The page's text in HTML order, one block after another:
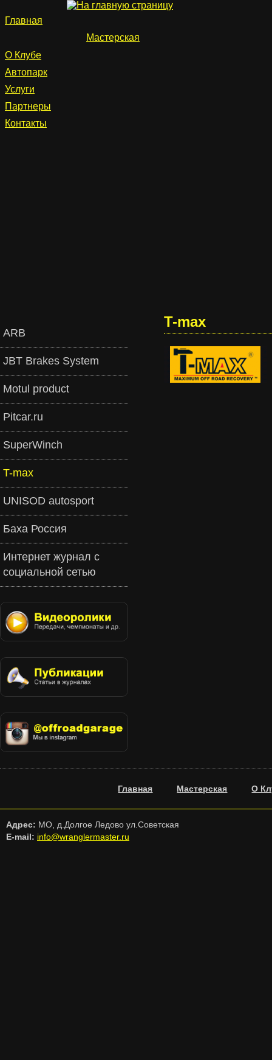
Главная
Мастерская
О Клубе
Автопарк
Услуги
Партнеры
Контакты
ARB
JBT Brakes System
Motul product
Pitcar.ru
SuperWinch
T-max
UNISOD autosport
Баха Россия
Интернет журнал с
социальной сетью
T-max
Главная Мастерская О
Адрес: МО, д.Долгое Ледово ул.Советская
E-mail: info@wranglermaster.ru